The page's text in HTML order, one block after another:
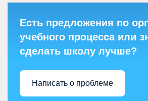
Есть предложения по
учебного процесса или
сделать школу лучше?
Написать о проблеме